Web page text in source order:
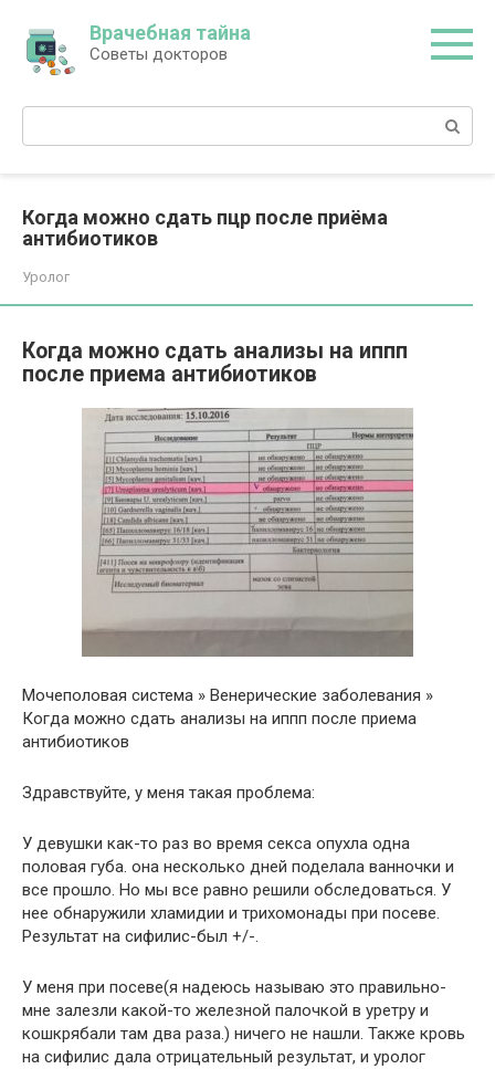
контенту
Врачебная тайна
Советы докторов
Поиск:
Когда можно сдать пцр после приёма
антибиотиков
Уролог
Когда можно сдать анализы на иппп
после приема антибиотиков
Мочеполовая система » Венерические заболевания »
Когда можно сдать анализы на иппп после приема
антибиотиков
Здравствуйте, у меня такая проблема:
У девушки как-то раз во время секса опухла одна
половая губа. она несколько дней поделала ванночки и
все прошло. Но мы все равно решили обследоваться. У
нее обнаружили хламидии и трихомонады при посеве.
Результат на сифилис-был +/-.
У меня при посеве(я надеюсь называю это правильно-
мне залезли какой-то железной палочкой в уретру и
кошкрябали там два раза.) ничего не нашли. Также кровь
на сифилис дала отрицательный результат, и уролог